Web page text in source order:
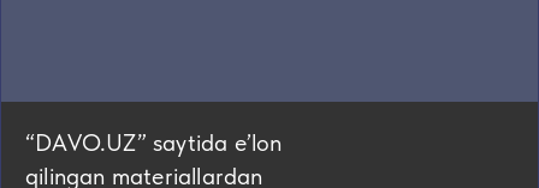
“DAVO.UZ” saytida eʼlon
qilingan materiallardan